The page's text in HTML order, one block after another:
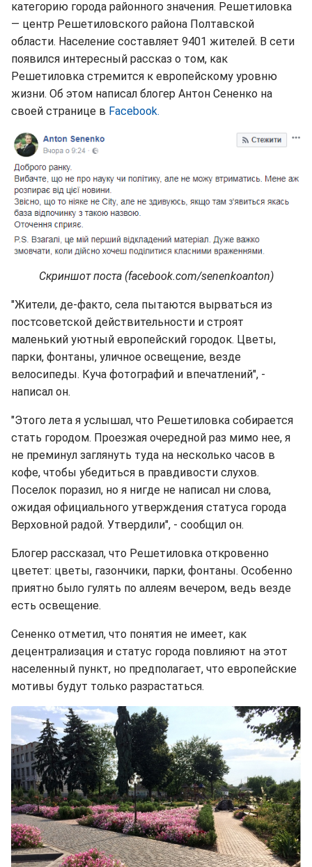
категорию города районного значения. Решетиловка
— центр Решетиловского района Полтавской
области. Население составляет 9401 жителей. В сети
появился интересный рассказ о том, как
Решетиловка стремится к европейскому уровню
жизни. Об этом написал блогер Антон Сененко на
своей странице в Facebook.
Скриншот поста (facebook.com/senenkoanton)
"Жители, де-факто, села пытаются вырваться из
постсоветской действительности и строят
маленький уютный европейский городок. Цветы,
парки, фонтаны, уличное освещение, везде
велосипеды. Куча фотографий и впечатлений", -
написал он.
"Этого лета я услышал, что Решетиловка собирается
стать городом. Проезжая очередной раз мимо нее, я
не преминул заглянуть туда на несколько часов в
кофе, чтобы убедиться в правдивости слухов.
Поселок поразил, но я нигде не написал ни слова,
ожидая официального утверждения статуса города
Верховной радой. Утвердили", - сообщил он.
Блогер рассказал, что Решетиловка откровенно
цветет: цветы, газончики, парки, фонтаны. Особенно
приятно было гулять по аллеям вечером, ведь везде
есть освещение.
Сененко отметил, что понятия не имеет, как
децентрализация и статус города повлияют на этот
населенный пункт, но предполагает, что европейские
мотивы будут только разрастаться.